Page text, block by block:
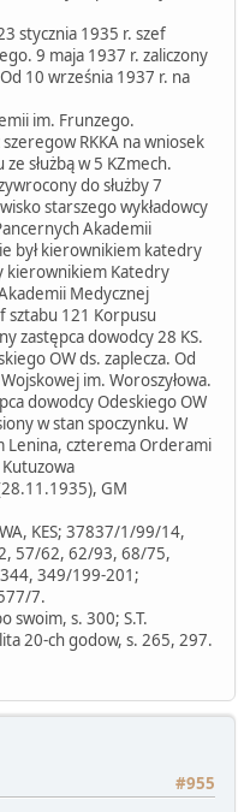
stycznia 1935 r. szef
9 maja 1937 r. zaliczony
10 września 1937 r. na
im. Frunzego.
RKKA na wniosek
służbą w 5 KZmech.
do służby 7
starszego wykładowcy
Akademii
był kierownikiem katedry
kierownikiem Katedry
Medycznej
sztabu 121 Korpusu
zastępca dowodcy 28 KS.
OW ds. zaplecza. Od
im. Woroszyłowa.
dowodcy Odeskiego OW
w stan spoczynku. W
Lenina, czterema Orderami
GM
KES; 37837/1/99/14,
57/62, 62/93, 68/75,
349/199-201;
7.
swoim, s. 300; S.T.
20-ch godow, s. 265, 297.
#955